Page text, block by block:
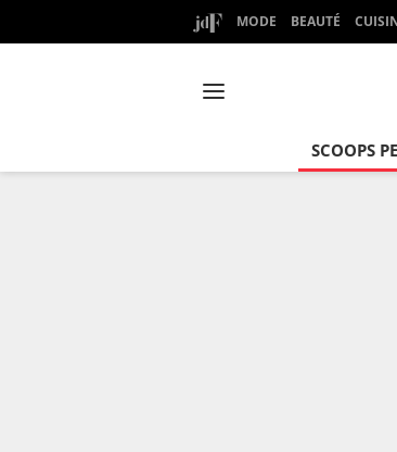
MODE BEAUTÉ
SCOOPS